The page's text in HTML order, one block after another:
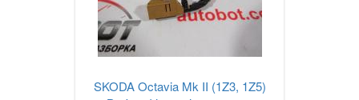
SKODA Octavia Mk II (1Z3, 1Z5)